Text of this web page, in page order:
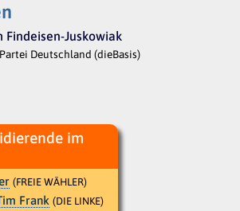
Findeisen-Juskowiak
Deutschland (dieBasis)
im
(FREIE WÄHLER)
Frank (DIE LINKE)